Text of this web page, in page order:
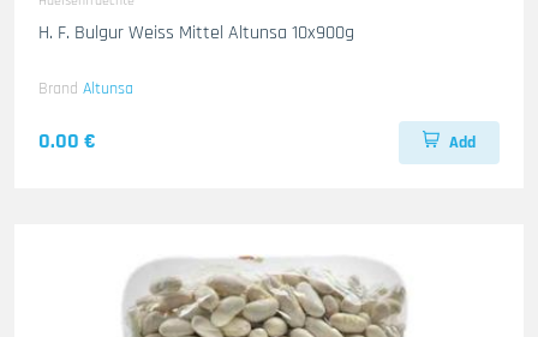
H. F. Bulgur Weiss Mittel Altunsa 10x900g
Brand Altunsa
0.00 € Add